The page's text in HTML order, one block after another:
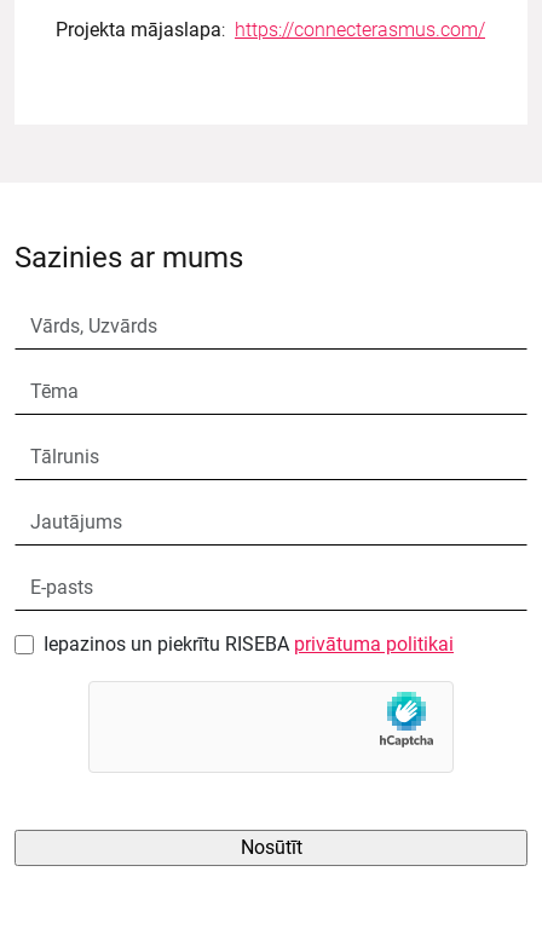
Projekta mājaslapa: https://connecterasmus.com/
Sazinies ar mums
Iepazinos un piekrītu RISEBA privātuma politikai